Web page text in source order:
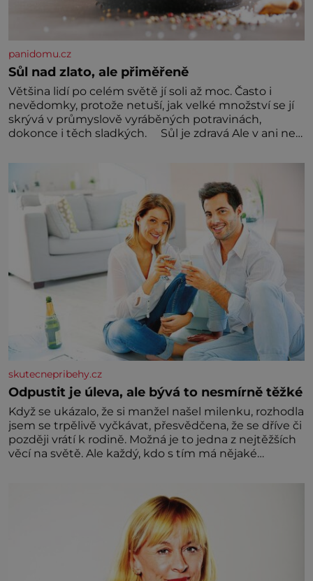
panidomu.cz
Sůl nad zlato, ale přiměřeně
Většina lidí po celém světě jí soli až moc. Často i
nevědomky, protože netuší, jak velké množství se jí
skrývá v průmyslově vyráběných potravinách,
dokonce i těch sladkých. Sůl je zdravá Ale v ani ne
běžné. Její základní složky– sodík a chlór – jsou
skutecnepribehy.cz
Odpustit je úleva, ale bývá to nesmírně těžké
Když se ukázalo, že si manžel našel milenku, rozhodla
jsem se trpělivě vyčkávat, přesvědčena, že se dříve či
později vrátí k rodině. Možná je to jedna z nejtěžších
věcí na světě. Ale každý, kdo s tím má nějaké